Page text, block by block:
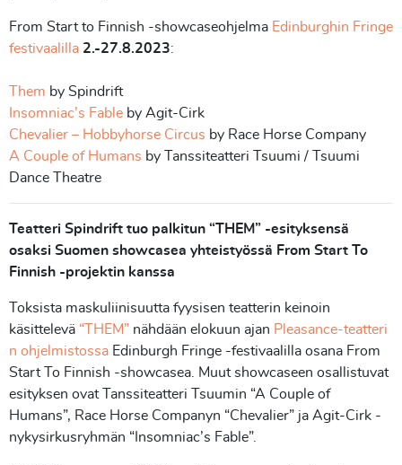
From Start to Finnish -showcaseohjelma Edinburghin Fringe
festivaalilla 2.-27.8.2023:
Them by Spindrift
Insomniac’s Fable by Agit-Cirk
Chevalier – Hobbyhorse Circus by Race Horse Company
A Couple of Humans by Tanssiteatteri Tsuumi / Tsuumi
Dance Theatre
Teatteri Spindrift tuo palkitun “THEM” -esityksensä
osaksi Suomen showcasea yhteistyössä From Start To
Finnish -projektin kanssa
Toksista maskuliinisuutta fyysisen teatterin keinoin
käsittelevä “THEM” nähdään elokuun ajan Pleasance-teatteri
n ohjelmistossa Edinburgh Fringe -festivaalilla osana From
Start To Finnish -showcasea. Muut showcaseen osallistuvat
esityksen ovat Tanssiteatteri Tsuumin “A Couple of
Humans”, Race Horse Companyn “Chevalier” ja Agit-Cirk -
nykysirkusryhmän “Insomniac’s Fable”.